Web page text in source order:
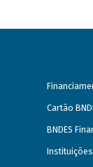
Cartão
BNDES